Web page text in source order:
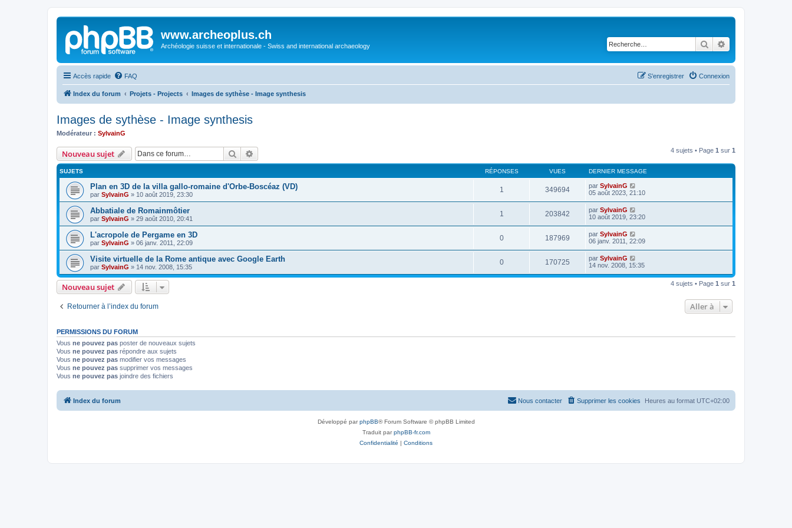
www.archeoplus.ch
Archéologie suisse et internationale - Swiss and international archaeology Rechercher
Accès rapide FAQ Connexion
S’enregistrer
Index du forum Projets - Projects Images de sythèse - Image synthesis
Images de sythèse - Image synthesis
Modérateur : SylvainG
Nouveau sujet Rechercher 4 sujets • Page 1 sur 1
SUJETS RÉPONSES VUES DERNIER MESSAGE
Plan en 3D de la villa gallo-romaine d'Orbe-Boscéaz (VD)
par SylvainG » 10 août 2019, 23:30
1 349694 par SylvainG
05 août 2023, 21:10
Abbatiale de Romainmôtier
par SylvainG » 29 août 2010, 20:41
1 203842 par SylvainG
10 août 2019, 23:20
L'acropole de Pergame en 3D
par SylvainG » 06 janv. 2011, 22:09
0 187969 par SylvainG
06 janv. 2011, 22:09
Visite virtuelle de la Rome antique avec Google Earth
par SylvainG » 14 nov. 2008, 15:35
0 170725 par SylvainG
14 nov. 2008, 15:35
Nouveau sujet 4 sujets • Page 1 sur 1
Retourner à l’index du forum Aller à
PERMISSIONS DU FORUM
Vous ne pouvez pas poster de nouveaux sujets
Vous ne pouvez pas répondre aux sujets
Vous ne pouvez pas modifier vos messages
Vous ne pouvez pas supprimer vos messages
Vous ne pouvez pas joindre des fichiers
Index du forum Heures au format UTC+02:00
Supprimer les cookies
Nous contacter
Développé parphpBB® Forum Software © phpBB Limited
Traduit parphpBB-fr.com
Confidentialité | Conditions